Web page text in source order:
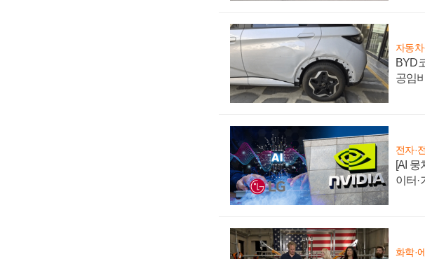
자동차
BYD
공임
전자·
[AI 뭉
이터·
화학·